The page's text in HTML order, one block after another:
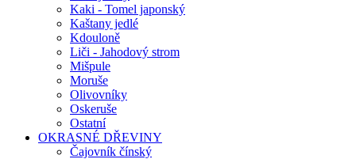
Kaki - Tomel japonský
Kaštany jedlé
Kdouloně
Liči - Jahodový strom
Mišpule
Moruše
Olivovníky
Oskeruše
Ostatní
OKRASNÉ DŘEVINY
Čajovník čínský